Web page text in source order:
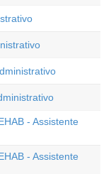
- Assistente
- Assistente